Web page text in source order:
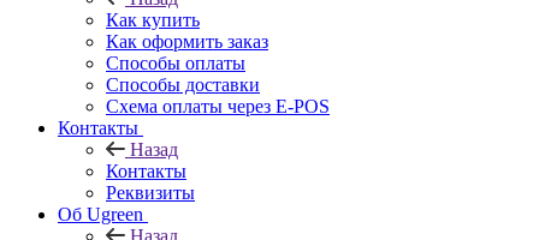
Как купить
Как оформить заказ
Способы оплаты
Способы доставки
Схема оплаты через E-POS
Контакты
Назад
Контакты
Реквизиты
Об Ugreen
Назад